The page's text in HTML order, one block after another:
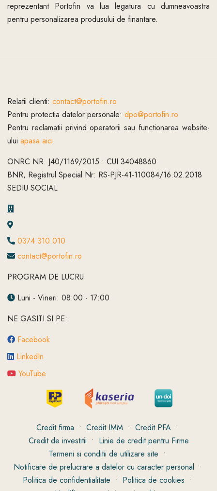
reprezentant Portofin va lua legatura cu dumneavoastra
pentru personalizarea produsului de finantare.
Relatii clienti: contact@portofin.ro
Pentru protectia datelor personale: dpo@portofin.ro
Pentru reclamatii privind operatorii sau functionarea website-
ului apasa aici.
ONRC NR. J40/1169/2015 • CUI 34048860
BNR, Registrul Special Nr: RS-PJR-41-110084/16.02.2018
SEDIU SOCIAL
0374.310.010
contact@portofin.ro
PROGRAM DE LUCRU
Luni - Vineri: 08:00 - 17:00
NE GASITI SI PE:
Facebook
LinkedIn
YouTube
Credit firma • Credit IMM • Credit PFA •
Credit de investitii • Linie de credit pentru Firme
Termeni si conditii de utilizare site •
Notificare de prelucrare a datelor cu caracter personal •
Politica de confidentialitate • Politica de cookies •